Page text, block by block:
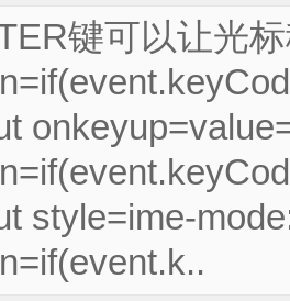
键可以让光
style=ime-